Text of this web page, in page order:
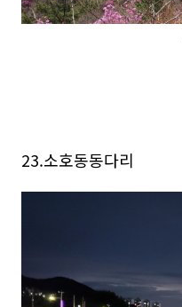
23.소호동동다리